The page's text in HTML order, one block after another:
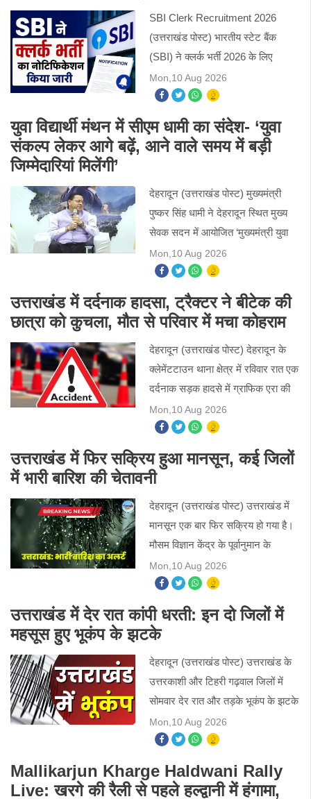
SBI Clerk Recruitment 2026
(उत्तराखंड पोस्ट) भारतीय स्टेट बैंक
(SBI) ने क्लर्क भर्ती 2026 के लिए
आधिकारिक नोटिफिकेशन जारी कर दिया
है। इस भर्ती अभियान के तहत जूनियर
एसोसिएट के 1538 पदों पर नियुक्तियां
Mon,10 Aug 2026
युवा विद्यार्थी मंथन में सीएम धामी का संदेश- ‘युवा
संकल्प लेकर आगे बढ़ें, आने वाले समय में बड़ी
जिम्मेदारियां मिलेंगी’
देहरादून (उत्तराखंड पोस्ट) मुख्यमंत्री
पुष्कर सिंह धामी ने देहरादून स्थित मुख्य
सेवक सदन में आयोजित ‘मुख्यमंत्री युवा
विद्यार्थी मंथन’ कार्यक्रम में विद्यार्थियों से
संवाद किया। कार्यक्रम से ढाई लाख
Mon,10 Aug 2026
उत्तराखंड में दर्दनाक हादसा, ट्रैक्टर ने बीटेक की
छात्रा को कुचला, मौत से परिवार में मचा कोहराम
देहरादून (उत्तराखंड पोस्ट) देहरादून के
क्लेमेंटटाउन थाना क्षेत्र में रविवार रात एक
दर्दनाक सड़क हादसे में ग्राफिक एरा की
बीटेक प्रथम वर्ष की छात्रा की मौत हो
गई। चार खंभा चौक के पास पीछे से आ रहे
Mon,10 Aug 2026
उत्तराखंड में फिर सक्रिय हुआ मानसून, कई जिलों
में भारी बारिश की चेतावनी
देहरादून (उत्तराखंड पोस्ट) उत्तराखंड में
मानसून एक बार फिर सक्रिय हो गया है।
मौसम विज्ञान केंद्र के पूर्वानुमान के
अनुसार सोमवार को प्रदेश के अधिकांश
हिस्सों में बारिश के साथ गरज-चमक और
बिजली चमकने क
Mon,10 Aug 2026
उत्तराखंड में देर रात कांपी धरती: इन दो जिलों में
महसूस हुए भूकंप के झटके
देहरादून (उत्तराखंड पोस्ट) उत्तराखंड के
उत्तरकाशी और टिहरी गढ़वाल जिलों में
सोमवार देर रात और तड़के भूकंप के झटके
महसूस किए गए। उत्तरकाशी में 4.2
तीव्रता के भूकंप से लोगों में दहशत फैल गई
Mon,10 Aug 2026
Mallikarjun Kharge Haldwani Rally
Live: खरगे की रैली से पहले हल्द्वानी में हंगामा,